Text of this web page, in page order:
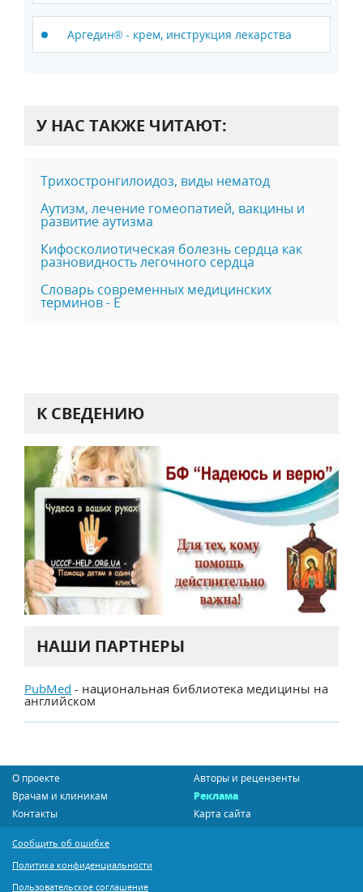
Аргедин® - крем, инструкция лекарства
У НАС ТАКЖЕ ЧИТАЮТ:
Трихостронгилоидоз, виды нематод
Аутизм, лечение гомеопатией, вакцины и
развитие аутизма
Кифосколиотическая болезнь сердца как
разновидность легочного сердца
Словарь современных медицинских
терминов - Е
К СВЕДЕНИЮ
НАШИ ПАРТНЕРЫ
PubMed - национальная библиотека медицины на
английском
О проекте
Авторы и рецензенты
Врачам и клиникам
Реклама
Контакты
Карта сайта
Сообщить об ошибке
Политика конфиденциальности
Пользовательское соглашение